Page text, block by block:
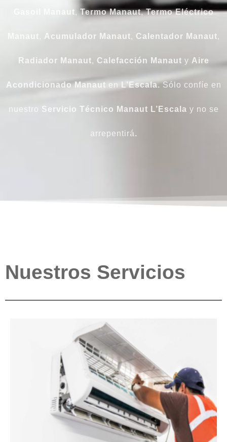
Gasoil Manaut,Termo Manaut,Termo Eléctrico
Manaut, Acumulador Manaut, Calentador Manaut,
Radiador Manaut, Calefacción Manaut y Aire
Acondicionado Manaut en L’Escala.Sólo confíe en
nuestro Servicio Técnico Manaut L’Escala y no se
arrepentirá.
Nuestros Servicios